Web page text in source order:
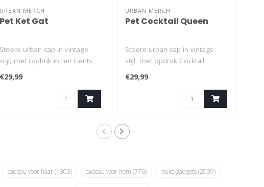
URBAN MERCH
Pet Ket Gat
Stoere urban cap in vintage
stijl, met opdruk in het Gents
€29,99
URBAN MERCH
Pet Cocktail Queen
Stoere urban cap in vintage
stijl, met opdruk Cocktail
€29,99
cadeau voor haar(1303) cadeau voor hem(776) leuke gadgets(2009)